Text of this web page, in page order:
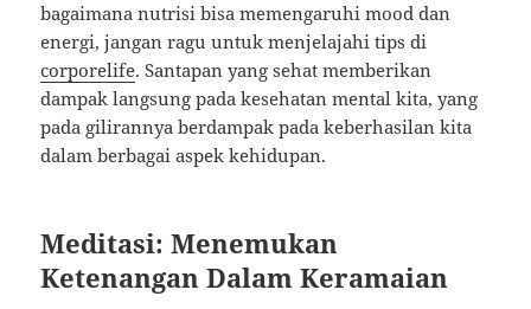
bagaimana nutrisi bisa memengaruhi mood dan
energi, jangan ragu untuk menjelajahi tips di
corporelife. Santapan yang sehat memberikan
dampak langsung pada kesehatan mental kita, yang
pada gilirannya berdampak pada keberhasilan kita
dalam berbagai aspek kehidupan.
Meditasi: Menemukan
Ketenangan Dalam Keramaian